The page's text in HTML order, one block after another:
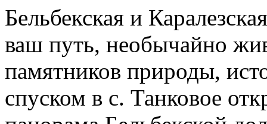
Бельбекская и
ваш путь, необычайно
памятников природы,
спуском в с. Танковое